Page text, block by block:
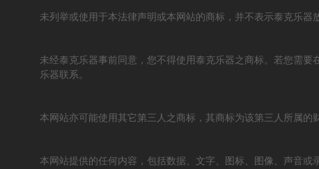
未列举或使用于本法律声明或本网站的商标，并不表示泰克乐器
未经泰克乐器事前同意，您不得使用泰克乐器之商标。若您需
乐器联系。
本网站亦可能使用其它第三人之商标，其商标为该第三人所属的
本网站提供的任何内容，包括数据、文字、图标、图像、声音